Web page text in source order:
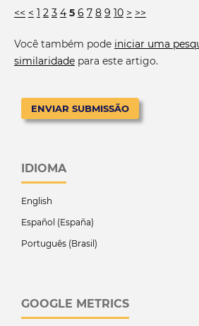
<< < 1 2 3 4 5 6 7 8 9 10 > >>
Você também pode iniciar uma
similaridadepara este artigo.
ENVIAR SUBMISSÃO
IDIOMA
English
Español (España)
Português (Brasil)
GOOGLE METRICS